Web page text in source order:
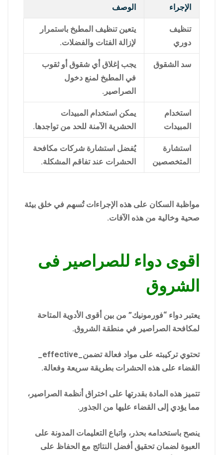
الإجراء الوصف
تنظيف
دوري
يتعين تنظيف المطبخ باستمرار
لإزالة الفتات والفضلات.
سد الشقوق
يجب إغلاق أي شقوق أو ثقوب
في المطبخ لمنع دخول
الصراصير.
استخدام
المبيدات
يمكن استخدام المبيدات
الحشرية الآمنة للحد من تواجدها.
استشارة
المتخصصين
يُفضل استشارة شركات مكافحة
الحشرات عند تفاقم المشكلة.
مواظبة السكان على هذه الإجراءات تُسهم في خلق بيئة
صحية وخالية من هذه الآفات.
اقوى دواء للصراصير فى
الشروق
يعتبر دواء “فورمونيك” من بين أقوى الأدوية المتاحة
لمكافحة الصراصير في منطقة الشروق.
القضاء على هذه الحشرات بطريقة سريعة وفعالة.
تتميز هذه المادة بقدرتها على اختراق أنظمة الصراصير،
مما يؤدي إلى القضاء عليها من الجذور.
ينصح باستخدامه بحذر، واتباع التعليمات المدونة على
العبوة لضمان تحقيق أفضل النتائج مع الحفاظ على